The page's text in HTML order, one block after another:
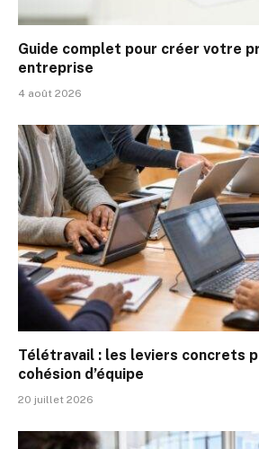
Guide complet pour créer votre
entreprise
4 août 2026
Télétravail : les leviers concrets
cohésion d’équipe
20 juillet 2026